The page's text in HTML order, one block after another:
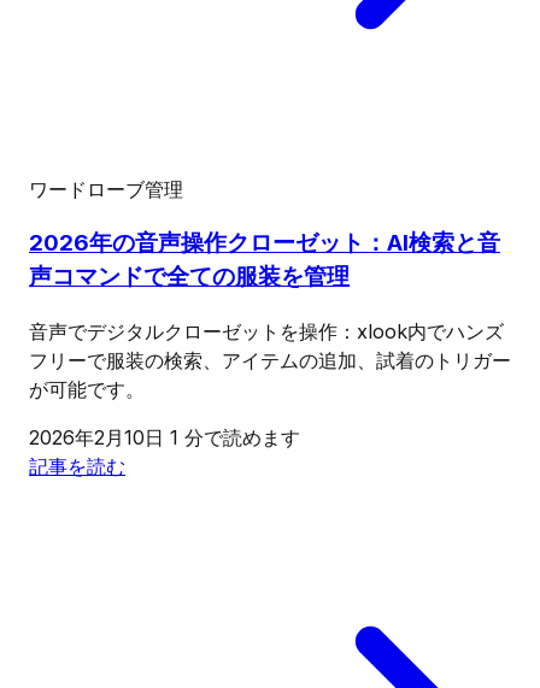
ワードローブ管理
2026年の音声操作クローゼット：AI検索と音
声コマンドで全ての服装を管理
音声でデジタルクローゼットを操作：xlook内でハンズ
フリーで服装の検索、アイテムの追加、試着のトリガー
が可能です。
2026年2月10日 1 分で読めます
記事を読む